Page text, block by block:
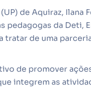
de Aquiraz, Ilana
da Deti,
tratar de uma
de promover
integrem as